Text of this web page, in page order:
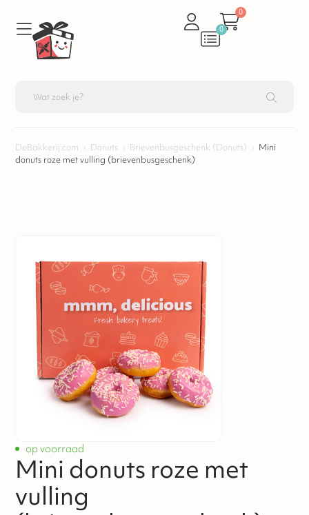
0
0
DeBakkerij.com › Donuts › Brievenbusgeschenk (Donuts) › Mini
donuts roze met vulling (brievenbusgeschenk)
op voorraad
Mini donuts roze met
vulling